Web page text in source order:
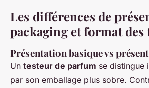
Les différences de
packaging et format des
Présentation basique vs
Un testeur de parfum se distingue
par son emballage plus sobre.